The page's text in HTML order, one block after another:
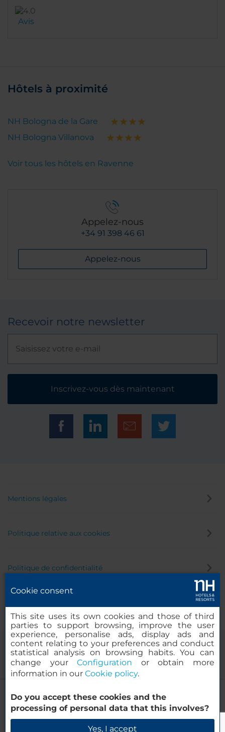
NH Ravenna
Vérifier la disponibilité
Avis
Hôtels à proximité
NH Bologna de la Gare
NH Bologna Villanova
Voir tous les hôtels en Ravenne
Appelez-nous
+34 91 398 46 61
Appelez-nous
Recevoir notre newsletter
Inscrivez-vous dès maintenant
Mentions légales
Politique relative aux cookies
Politique de confidentialité
© 2000-2026 MINOR HOTELS EUROPE & AMERICAS Santa Engracia
120. 28003 Madrid, Espagne
Cookie consent
This site uses its own cookies and those of third
parties to support browsing, improve the user
experience, personalise ads, display ads and
content relating to your preferences and conduct
statistical analysis on browsing habits. You can
change yourConfiguration or obtain more
information in our Cookie policy.
Do you accept these cookies and the
processing of personal data that this involves?
Yes, I accept